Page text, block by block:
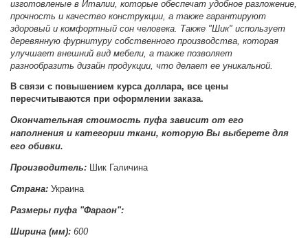
изготовленые в Италии, которые обеспечат удобное разложение,
прочность и качество конструкции, а также гарантируют
здоровый и комфортный сон человека. Также "Шик" использует
деревянную фурнитуру собственного производства, которая
улучшает внешний вид мебели, а также позволяет
разнообразить дизайн продукции, что делает ее уникальной.
В связи с повышением курса доллара, все цены
пересчитываются при оформлении заказа.
Окончательная стоимость пуфа зависит от его
наполнения и категории ткани, которую Вы выберете для
его обивки.
Производитель: Шик Галичина
Страна: Украина
Размеры пуфа "Фараон":
Ширина (мм): 600